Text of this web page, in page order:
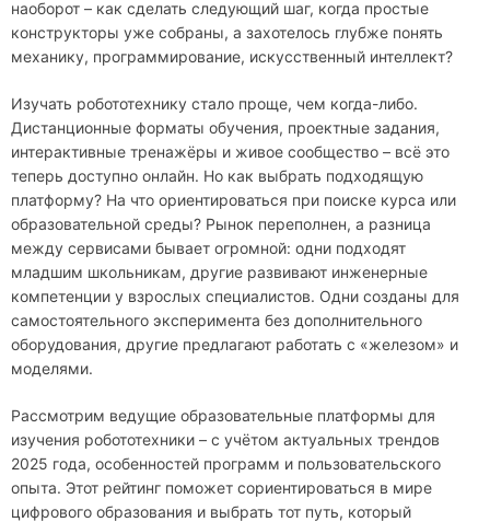
наоборот – как сделать следующий шаг, когда простые
конструкторы уже собраны, а захотелось глубже понять
механику, программирование, искусственный интеллект?
Изучать робототехнику стало проще, чем когда-либо.
Дистанционные форматы обучения, проектные задания,
интерактивные тренажёры и живое сообщество – всё это
теперь доступно онлайн. Но как выбрать подходящую
платформу? На что ориентироваться при поиске курса или
образовательной среды? Рынок переполнен, а разница
между сервисами бывает огромной: одни подходят
младшим школьникам, другие развивают инженерные
компетенции у взрослых специалистов. Одни созданы для
самостоятельного эксперимента без дополнительного
оборудования, другие предлагают работать с «железом» и
моделями.
Рассмотрим ведущие образовательные платформы для
изучения робототехники – с учётом актуальных трендов
2025 года, особенностей программ и пользовательского
опыта. Этот рейтинг поможет сориентироваться в мире
цифрового образования и выбрать тот путь, который